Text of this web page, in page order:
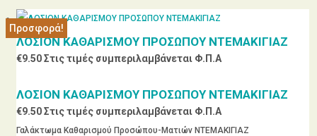
ΛΟΣΙΟΝ ΚΑΘΑΡΙΣΜΟΥ ΠΡΟΣΩΠΟΥ ΝΤΕΜΑΚΙΓΙΑΖ
€9.50 Στις τιμές συμπεριλαμβάνεται Φ.Π.Α
ΛΟΣΙΟΝ ΚΑΘΑΡΙΣΜΟΥ ΠΡΟΣΩΠΟΥ ΝΤΕΜΑΚΙΓΙΑΖ
€9.50 Στις τιμές συμπεριλαμβάνεται Φ.Π.Α
Γαλάκτωμα Καθαρισμού Προσώπου-Ματιών ΝΤΕΜΑΚΙΓΙΑΖ
Προσφορά!